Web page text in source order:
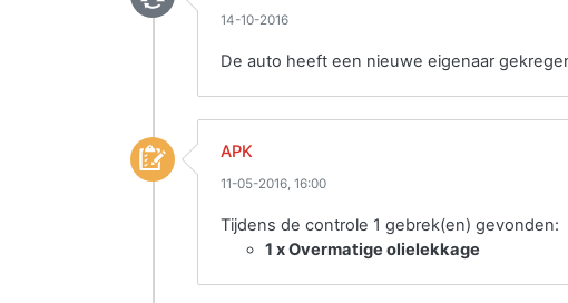
14-10-2016
De auto heeft een nieuwe eigenaar
APK
11-05-2016, 16:00
Tijdens de controle 1 gebrek(en) gevonden:
1 x Overmatige olielekkage